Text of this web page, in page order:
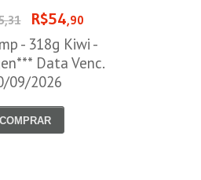
R$54,90
- 318g Kiwi -
Data Venc.
09/2026
COMPRAR